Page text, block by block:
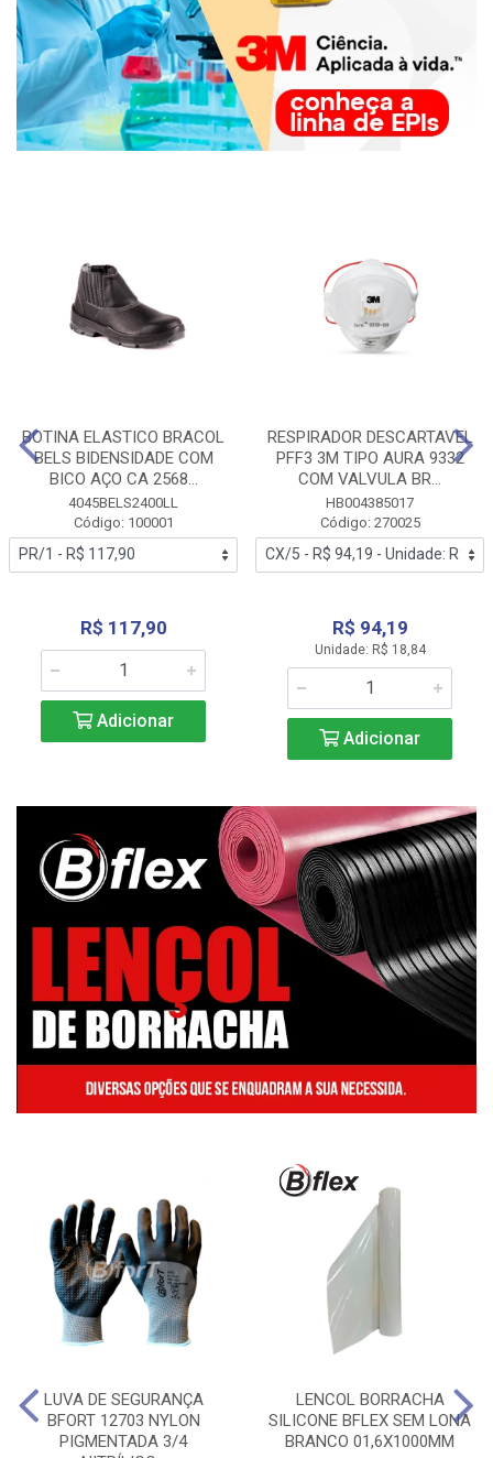
BOTINA ELASTICO BRACOL
BELS BIDENSIDADE COM
BICO AÇO CA 2568...
4045BELS2400LL
Código: 100001
R$ 117,90
Adicionar
RESPIRADOR DESCARTAVEL
PFF3 3M TIPO AURA 9332
COM VALVULA BR...
HB004385017
Código: 270025
R$ 94,19
Unidade: R$ 18,84
Adicionar
LUVA DE SEGURANÇA
BFORT 12703 NYLON
PIGMENTADA 3/4
LENCOL BORRACHA
SILICONE BFLEX SEM LONA
BRANCO 01,6X1000MM